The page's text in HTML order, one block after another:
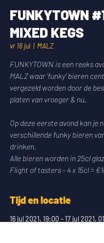
FUNKYTOWN
MIXED KEGS
vr 16 jul
  |
MALZ
FUNKYTOWN is een reeks
MALZ waar 'funky' bieren
vergezeld worden door de
platen van vroeger & nu.
Op deze eerste avond kan je
verschillende funky bieren
drinken.
Alle bieren worden in 25cl
Flight of tasters - 4 x 15cl =
Tijd en locatie
16 jul 2021, 19:00 – 17 jul 2021,